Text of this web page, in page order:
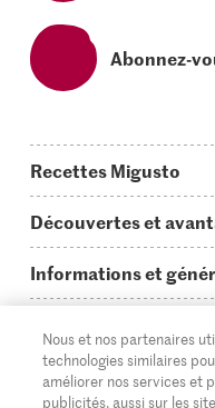
Abonnez-
Recettes Migusto
Idées de menus
Plats principaux
Simple & vite prêt
Apéritif
Découvertes et
On en parle...
Tutoriels
Glossaire des
Informations et
Questions concernant
Cuisiner avec Migusto
Supermarché
DE FR IT
Nous et nos partenaires
technologies similaires
améliorer nos services et
publicités, aussi sur les